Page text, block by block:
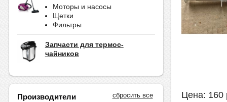
Моторы и насосы
Щетки
Фильтры
Запчасти для термос-
чайников
сбросить все
Производители Цена: 160